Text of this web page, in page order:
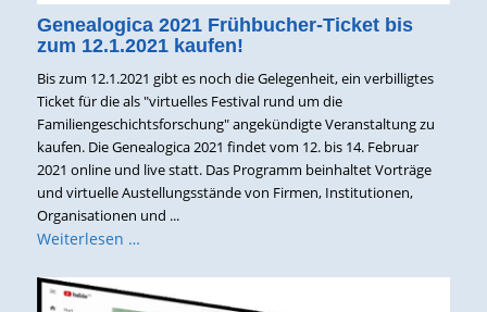
Genealogica 2021 Frühbucher-Ticket bis
zum 12.1.2021 kaufen!
Bis zum 12.1.2021 gibt es noch die Gelegenheit, ein verbilligtes
Ticket für die als "virtuelles Festival rund um die
Familiengeschichtsforschung" angekündigte Veranstaltung zu
kaufen. Die Genealogica 2021 findet vom 12. bis 14. Februar
2021 online und live statt. Das Programm beinhaltet Vorträge
und virtuelle Austellungsstände von Firmen, Institutionen,
Organisationen und ...
Weiterlesen …